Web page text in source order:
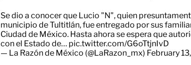
Se dio a conocer que Lucio "N", quien
municipio de Tultitlán, fue entregado por sus
Ciudad de México. Hasta ahora se espera que
con el Estado de… pic.twitter.com/G6oTtjnIvD
— La Razón de México (@LaRazon_mx) February